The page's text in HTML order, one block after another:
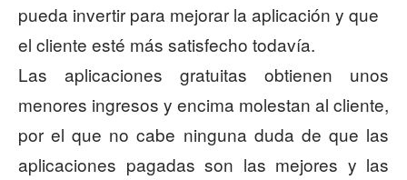
pueda invertir para mejorar la aplicación y que
el cliente esté más satisfecho todavía.
Las aplicaciones gratuitas obtienen unos
menores ingresos y encima molestan al cliente,
por el que no cabe ninguna duda de que las
aplicaciones pagadas son las mejores y las